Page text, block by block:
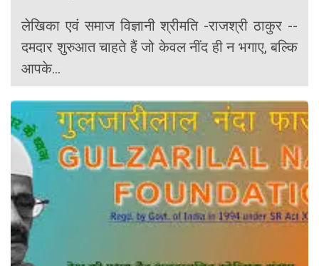
लेखिका एवं समाज विज्ञानी श्रीमति -राजश्री ठाकुर --
दमदार शुरुआत चाहते हैं जो केवल नींद ही न भगाए, बल्कि
आपके...